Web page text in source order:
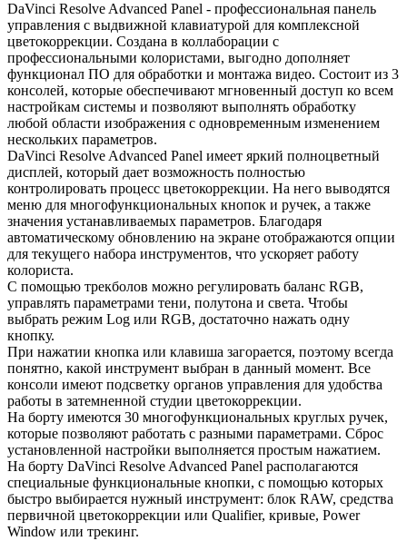
DaVinci Resolve Advanced Panel - профессиональная панель
управления с выдвижной клавиатурой для комплексной
цветокоррекции. Создана в коллаборации с
профессиональными колористами, выгодно дополняет
функционал ПО для обработки и монтажа видео. Состоит из 3
консолей, которые обеспечивают мгновенный доступ ко всем
настройкам системы и позволяют выполнять обработку
любой области изображения с одновременным изменением
нескольких параметров.
DaVinci Resolve Advanced Panel имеет яркий полноцветный
дисплей, который дает возможность полностью
контролировать процесс цветокоррекции. На него выводятся
меню для многофункциональных кнопок и ручек, а также
значения устанавливаемых параметров. Благодаря
автоматическому обновлению на экране отображаются опции
для текущего набора инструментов, что ускоряет работу
колориста.
С помощью трекболов можно регулировать баланс RGB,
управлять параметрами тени, полутона и света. Чтобы
выбрать режим Log или RGB, достаточно нажать одну
кнопку.
При нажатии кнопка или клавиша загорается, поэтому всегда
понятно, какой инструмент выбран в данный момент. Все
консоли имеют подсветку органов управления для удобства
работы в затемненной студии цветокоррекции.
На борту имеются 30 многофункциональных круглых ручек,
которые позволяют работать с разными параметрами. Сброс
установленной настройки выполняется простым нажатием.
На борту DaVinci Resolve Advanced Panel располагаются
специальные функциональные кнопки, с помощью которых
быстро выбирается нужный инструмент: блок RAW, средства
первичной цветокоррекции или Qualifier, кривые, Power
Window или трекинг.